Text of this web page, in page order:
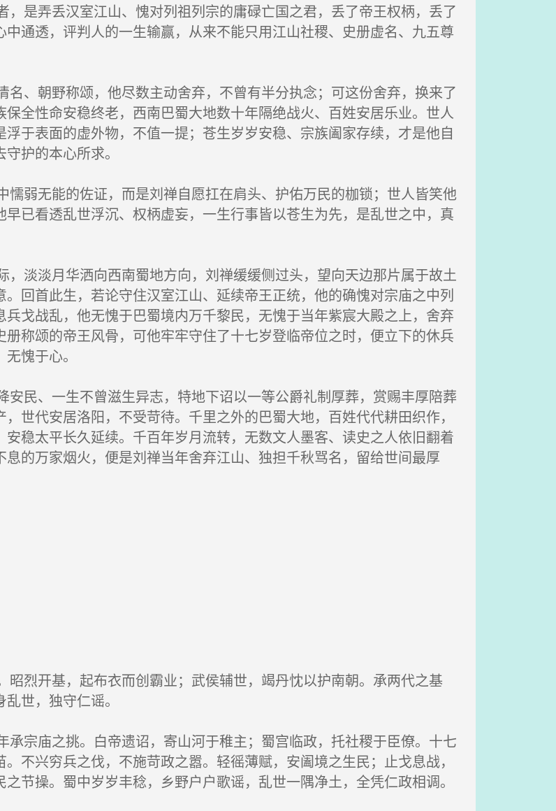
是弄丢汉室江山、愧对列祖列宗的庸碌亡国之君，丢了帝王权柄，丢了
通透，评判人的一生输赢，从来不能只用江山社稷、史册虚名、九五尊
、朝野称颂，他尽数主动舍弃，不曾有半分执念；可这份舍弃，换来了
全性命安稳终老，西南巴蜀大地数十年隔绝战火、百姓安居乐业。世人
于表面的虚外物，不值一提；苍生岁岁安稳、宗族阖家存续，才是他自
护的本心所求。
弱无能的佐证，而是刘禅自愿扛在肩头、护佑万民的枷锁；世人皆笑他
已看透乱世浮沉、权柄虚妄，一生行事皆以苍生为先，是乱世之中，真
淡淡月华洒向西南蜀地方向，刘禅缓缓侧过头，望向天边那片属于故土
回首此生，若论守住汉室江山、延续帝王正统，他的确愧对宗庙之中列
戈战乱，他无愧于巴蜀境内万千黎民，无愧于当年紫宸大殿之上，舍弃
称颂的帝王风骨，可他牢牢守住了十七岁登临帝位之时，便立下的休兵
愧于心。
民、一生不曾滋生异志，特地下诏以一等公爵礼制厚葬，赏赐丰厚陪葬
世代安居洛阳，不受苛待。千里之外的巴蜀大地，百姓代代耕田织作，
稳太平长久延续。千百年岁月流转，无数文人墨客、读史之人依旧翻着
的万家烟火，便是刘禅当年舍弃江山、独担千秋骂名，留给世间最厚
烈开基，起布衣而创霸业；武侯辅世，竭丹忱以护南朝。承两代之基
世，独守仁谣。
宗庙之挑。白帝遗诏，寄山河于稚主；蜀宫临政，托社稷于臣僚。十七
不兴穷兵之伐，不施苛政之嚣。轻徭薄赋，安阖境之生民；止戈息战，
节操。蜀中岁岁丰稔，乡野户户歌谣，乱世一隅净土，全凭仁政相调。